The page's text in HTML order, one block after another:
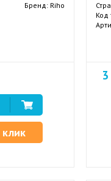
Бренд: Riho
Код